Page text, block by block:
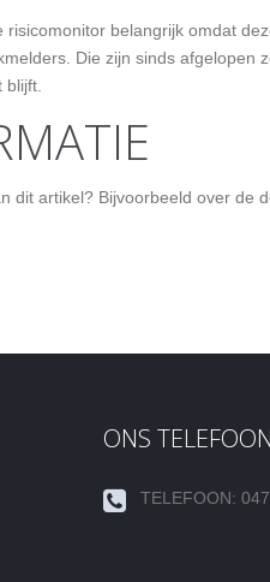
belangrijk omdat
Die zijn sinds
blijft.
dit artikel? Bijvoorbeeld over
ONS
TELEFOON: